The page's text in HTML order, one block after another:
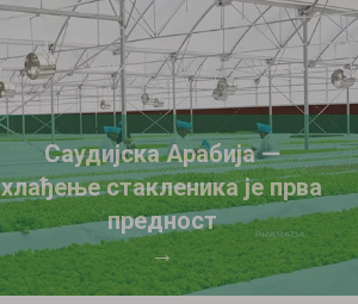
Саудијска Арабија —
хлађење стакленика је прва
предност
→